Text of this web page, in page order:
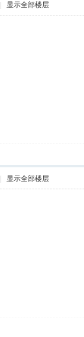
显示全部楼层
显示全部楼层